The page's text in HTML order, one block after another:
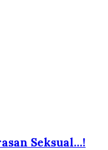
Seksual...!